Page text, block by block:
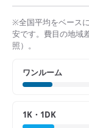
※全国平均をベースに
安です。費目の地域
照）。
ワンルーム
1K・1DK